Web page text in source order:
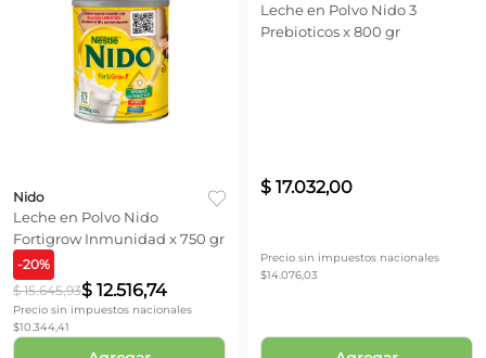
Nido
Leche en Polvo Nido
Fortigrow Inmunidad x 750 gr
-20%
$ 15.645,93$ 12.516,74
Precio sin impuestos nacionales
$10.344,41
Leche en Polvo Nido 3
Prebioticos x 800 gr
$ 17.032,00
Precio sin impuestos nacionales
$14.076,03